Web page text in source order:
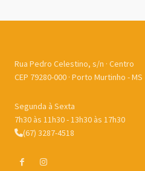
Rua Pedro Celestino, s/n · Centro
CEP 79280-000 · Porto Murtinho - MS
Segunda à Sexta
7h30 às 11h30 - 13h30 às 17h30
(67) 3287-4518